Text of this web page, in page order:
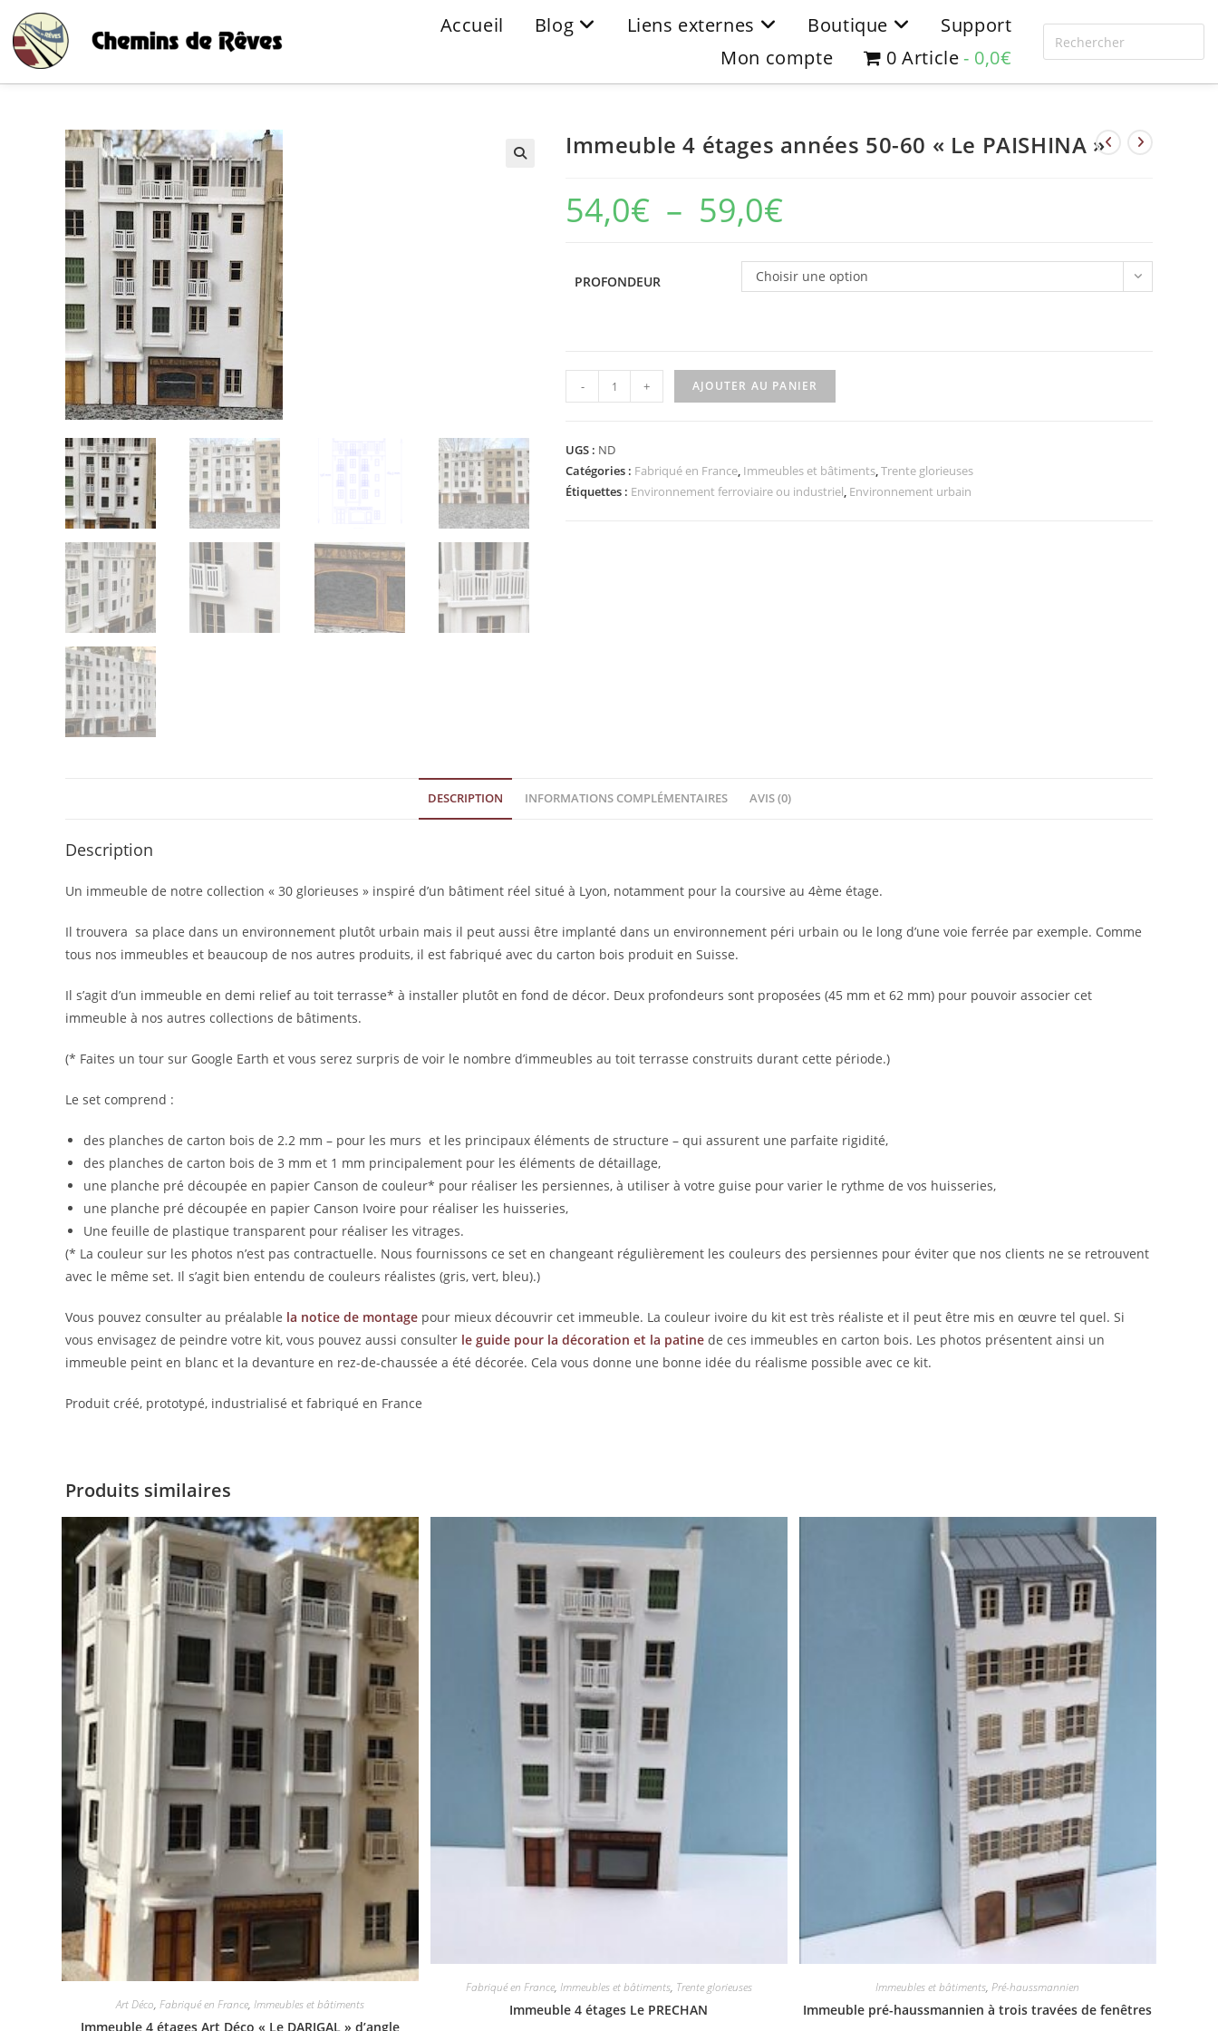
Accueil Blog Liens externes Boutique
Support
Mon compte
0 Article 0,0€
Immeuble 4 étages années 50-60 « Le PAISHINA »
54,0€ – 59,0€
PROFONDEUR Choisir une option
- + AJOUTER AU PANIER
UGS : ND
Catégories : Fabriqué en France, Immeubles et bâtiments,Trente glorieuses
Étiquettes : Environnement ferroviaire ou industriel, Environnement urbain
DESCRIPTION INFORMATIONS COMPLÉMENTAIRES AVIS (0)
Description
Un immeuble de notre collection « 30 glorieuses » inspiré d’un bâtiment réel situé à Lyon, notamment pour la coursive au 4ème étage.
Il trouvera sa place dans un environnement plutôt urbain mais il peut aussi être implanté dans un environnement péri urbain ou le long d’une voie ferrée par exemple. Comme
tous nos immeubles et beaucoup de nos autres produits, il est fabriqué avec du carton bois produit en Suisse.
Il s’agit d’un immeuble en demi relief au toit terrasse* à installer plutôt en fond de décor. Deux profondeurs sont proposées (45 mm et 62 mm) pour pouvoir associer cet
immeuble à nos autres collections de bâtiments.
(* Faites un tour sur Google Earth et vous serez surpris de voir le nombre d’immeubles au toit terrasse construits durant cette période.)
Le set comprend :
des planches de carton bois de 2.2 mm – pour les murs et les principaux éléments de structure – qui assurent une parfaite rigidité,
des planches de carton bois de 3 mm et 1 mm principalement pour les éléments de détaillage,
une planche pré découpée en papier Canson de couleur* pour réaliser les persiennes, à utiliser à votre guise pour varier le rythme de vos huisseries,
une planche pré découpée en papier Canson Ivoire pour réaliser les huisseries,
Une feuille de plastique transparent pour réaliser les vitrages.
(* La couleur sur les photos n’est pas contractuelle. Nous fournissons ce set en changeant régulièrement les couleurs des persiennes pour éviter que nos clients ne se retrouvent
avec le même set. Il s’agit bien entendu de couleurs réalistes (gris, vert, bleu).)
Vous pouvez consulter au préalable la notice de montage pour mieux découvrir cet immeuble. La couleur ivoire du kit est très réaliste et il peut être mis en œuvre tel quel. Si
vous envisagez de peindre votre kit, vous pouvez aussi consulter le guide pour la décoration et la patine de ces immeubles en carton bois. Les photos présentent ainsi un
immeuble peint en blanc et la devanture en rez-de-chaussée a été décorée. Cela vous donne une bonne idée du réalisme possible avec ce kit.
Produit créé, prototypé, industrialisé et fabriqué en France
Produits similaires
Art Déco,Fabriqué en France,Immeubles et bâtiments
Immeuble 4 étages Art Déco « Le DARIGAL » d’angle
Fabriqué en France, Immeubles et bâtiments, Trente glorieuses
Immeuble 4 étages Le PRECHAN
Immeubles et bâtiments,Pré-haussmannien
Immeuble pré-haussmannien à trois travées de fenêtres